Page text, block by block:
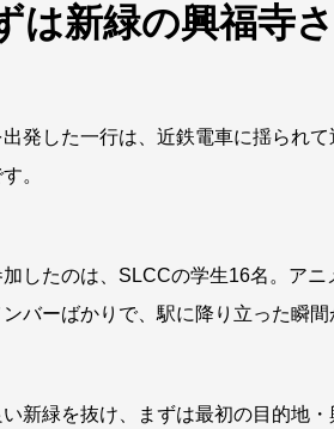
は新緑の興福寺
発した一行は、近鉄電車に揺られ
。
したのは、SLCCの学生16名。ア
ンバーばかりで、駅に降り立った瞬
新緑を抜け、まずは最初の目的地・